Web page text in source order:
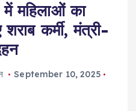
महिलाओं का
कर्मी, मंत्री-
September 10, 2025